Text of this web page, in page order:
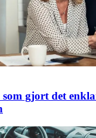
gjort det